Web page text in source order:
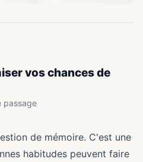
vos chances de
passage
de mémoire. C'est une
habitudes peuvent faire